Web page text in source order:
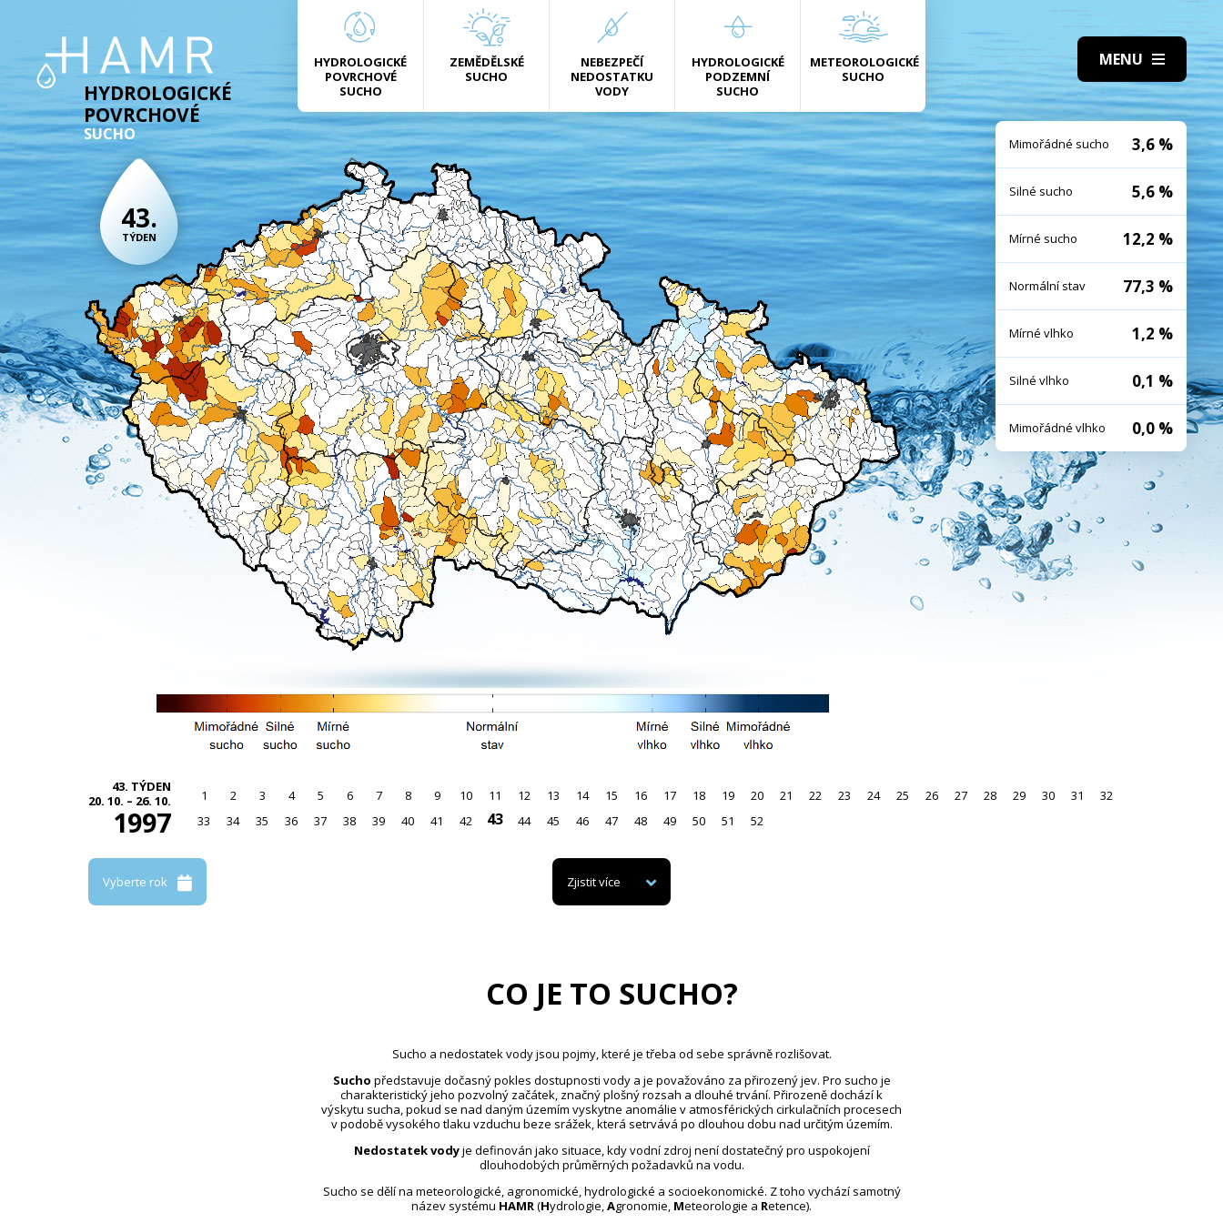
HYDROLOGICKÉ
POVRCHOVÉ
SUCHO
ZEMĚDĚLSKÉ
SUCHO
NEBEZPEČÍ
NEDOSTATKU
VODY
HYDROLOGICKÉ
PODZEMNÍ
SUCHO
METEOROLOGICKÉ
SUCHO
HYDROLOGICKÉ
POVRCHOVÉ
SUCHO
43.
TÝDEN
43. TÝDEN
20. 10. – 26. 10.
1997
1 2 3 4 5 6 7 8 9 10 11 12 13 14 15 16 17 18 19 20 21 22 23 24 25 26 27 28 29 30 31
32
33
34 35 36 37 38 39 40 41 42 43 44 45 46 47 48 49 50 51 52
Mimořádné sucho 3,6 %
Silné sucho 5,6 %
Mírné sucho 12,2 %
Normální stav 77,3 %
Mírné vlhko 1,2 %
Silné vlhko 0,1 %
Mimořádné vlhko 0,0 %
Vyberte rok Zjistit více
CO JE TO SUCHO?
Sucho a nedostatek vody jsou pojmy, které je třeba od sebe správně rozlišovat.
Sucho představuje dočasný pokles dostupnosti vody a je považováno za přirozený jev. Pro sucho je
charakteristický jeho pozvolný začátek, značný plošný rozsah a dlouhé trvání. Přirozeně dochází k
výskytu sucha, pokud se nad daným územím vyskytne anomálie v atmosférických cirkulačních procesech
v podobě vysokého tlaku vzduchu beze srážek, která setrvává po dlouhou dobu nad určitým územím.
Nedostatek vodyje definován jako situace, kdy vodní zdroj není dostatečný pro uspokojení
dlouhodobých průměrných požadavků na vodu.
Sucho se dělí na meteorologické, agronomické, hydrologické a socioekonomické. Z toho vychází samotný
název systému HAMR(Hydrologie,Agronomie, Meteorologie a Retence).